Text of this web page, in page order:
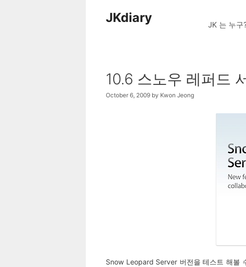
JKdiary JK 는 누구
10.6 스노우 레퍼드
October 6, 2009 by Kwon Jeong
Snow Leopard Server 버전을 테스트 해볼